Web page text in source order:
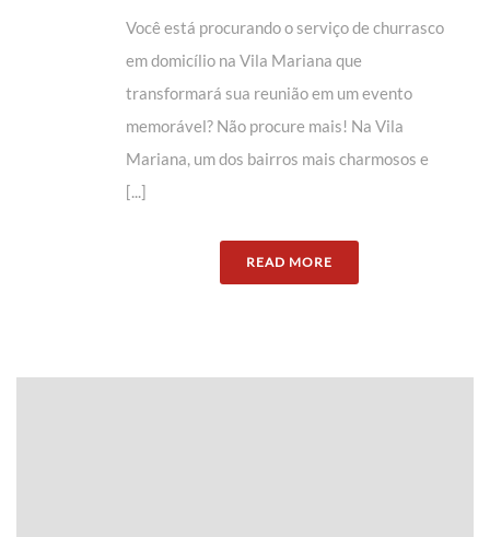
Você está procurando o serviço de churrasco
em domicílio na Vila Mariana que
transformará sua reunião em um evento
memorável? Não procure mais! Na Vila
Mariana, um dos bairros mais charmosos e
[...]
READ MORE